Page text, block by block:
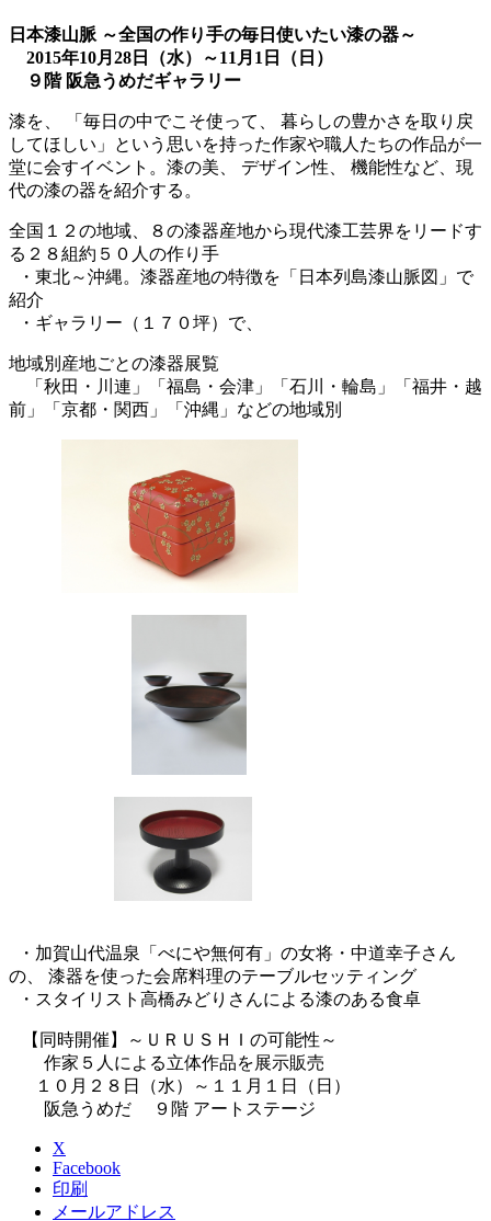
日本漆山脈 ～全国の作り手の毎日使いたい漆の器～
2015年10月28日（水）～11月1日（日）
９階 阪急うめだギャラリー
漆を、 「毎日の中でこそ使って、 暮らしの豊かさを取り戻
してほしい」という思いを持った作家や職人たちの作品が一
堂に会すイベント。漆の美、 デザイン性、 機能性など、現
代の漆の器を紹介する。
全国１２の地域、８の漆器産地から現代漆工芸界をリードす
る２８組約５０人の作り手
・東北～沖縄。漆器産地の特徴を「日本列島漆山脈図」で
紹介
・ギャラリー（１７０坪）で、
地域別産地ごとの漆器展覧
「秋田・川連」「福島・会津」「石川・輪島」「福井・越
前」「京都・関西」「沖縄」などの地域別
・加賀山代温泉「べにや無何有」の女将・中道幸子さん
の、 漆器を使った会席料理のテーブルセッティング
・スタイリスト高橋みどりさんによる漆のある食卓
【同時開催】～ＵＲＵＳＨＩの可能性～
作家５人による立体作品を展示販売
１０月２８日（水）～１１月１日（日）
阪急うめだ ９階 アートステージ
X
Facebook
印刷
メールアドレス